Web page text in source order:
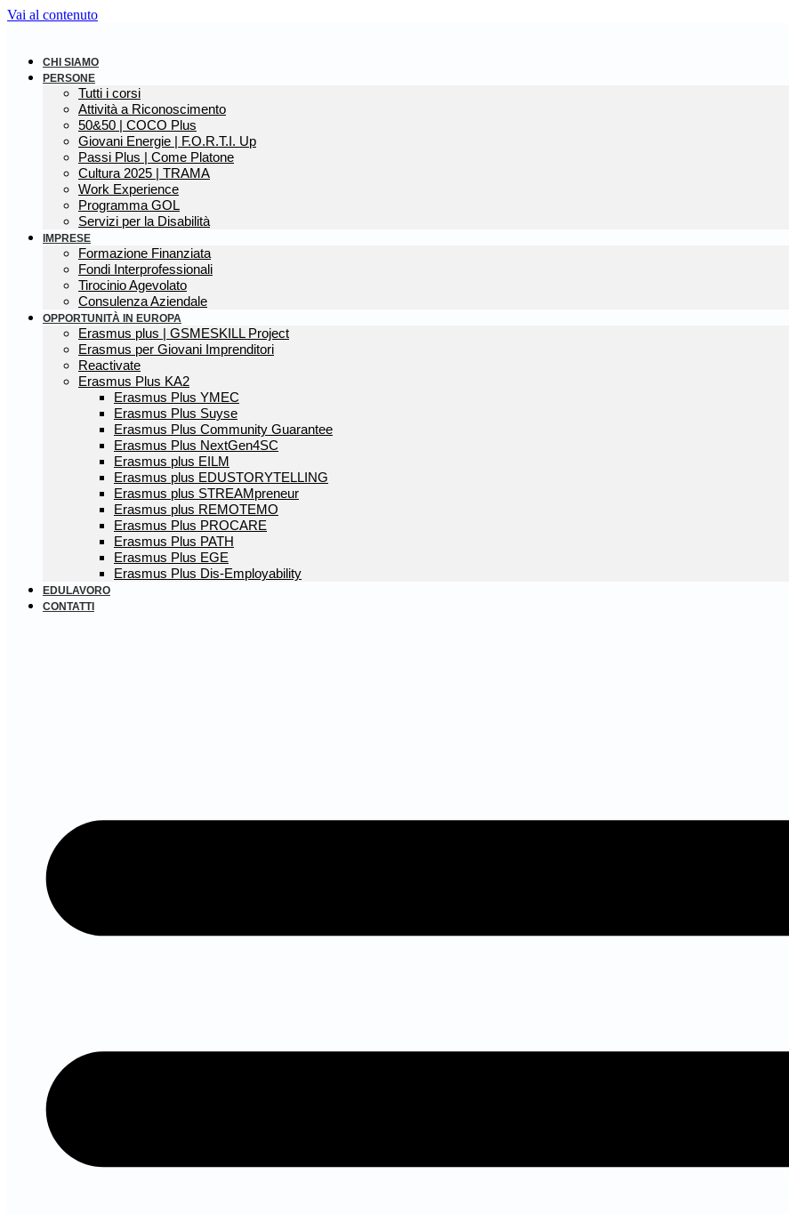
Vai al contenuto
CHI SIAMO
PERSONE
Tutti i corsi
Attività a Riconoscimento
50&50 | COCO Plus
Giovani Energie | F.O.R.T.I. Up
Passi Plus | Come Platone
Cultura 2025 | TRAMA
Work Experience
Programma GOL
Servizi per la Disabilità
IMPRESE
Formazione Finanziata
Fondi Interprofessionali
Tirocinio Agevolato
Consulenza Aziendale
OPPORTUNITÀ IN EUROPA
Erasmus plus | GSMESKILL Project
Erasmus per Giovani Imprenditori
Reactivate
Erasmus Plus KA2
Erasmus Plus YMEC
Erasmus Plus Suyse
Erasmus Plus Community Guarantee
Erasmus Plus NextGen4SC
Erasmus plus EILM
Erasmus plus EDUSTORYTELLING
Erasmus plus STREAMpreneur
Erasmus plus REMOTEMO
Erasmus Plus PROCARE
Erasmus Plus PATH
Erasmus Plus EGE
Erasmus Plus Dis-Employability
EDULAVORO
CONTATTI